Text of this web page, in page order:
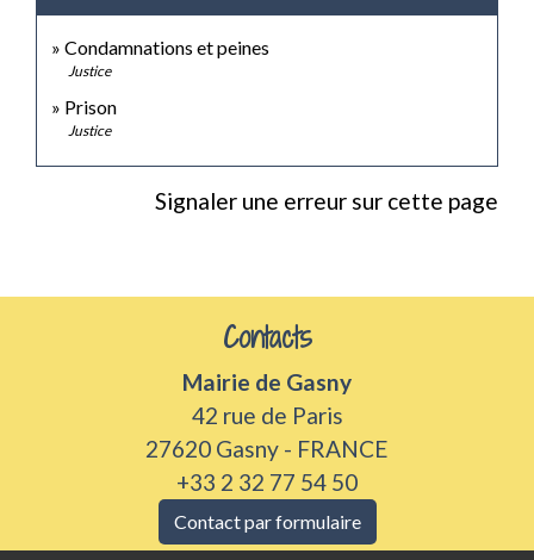
Condamnations et peines
Justice
Prison
Justice
Signaler une erreur sur cette page
Contacts
Mairie de Gasny
42 rue de Paris
27620 Gasny - FRANCE
+33 2 32 77 54 50
Contact par formulaire